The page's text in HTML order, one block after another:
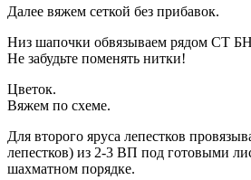
Далее вяжем сеткой без прибавок.
Низ шапочки обвязываем рядом СТ
Не забудьте поменять нитки!
Цветок.
Вяжем по схеме.
Для второго яруса лепестков
лепестков) из 2-3 ВП под готовыми
шахматном порядке.